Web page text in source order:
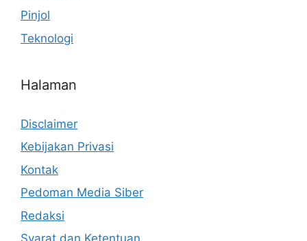
Pinjol
Teknologi
Halaman
Disclaimer
Kebijakan Privasi
Kontak
Pedoman Media Siber
Redaksi
Syarat dan Ketentuan